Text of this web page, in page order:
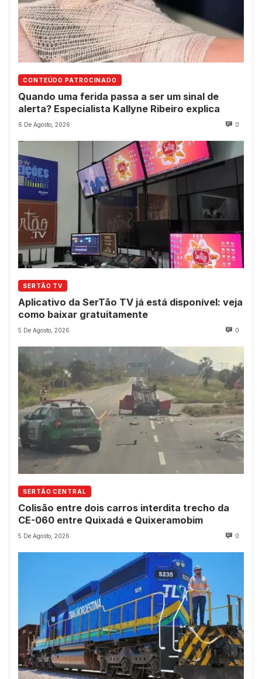
CONTEÚDO PATROCINADO
Quando uma ferida passa a ser um sinal de
alerta? Especialista Kallyne Ribeiro explica
6 De Agosto, 2026 0
SERTÃO TV
Aplicativo da SerTão TV já está disponível: veja
como baixar gratuitamente
5 De Agosto, 2026 0
SERTÃO CENTRAL
Colisão entre dois carros interdita trecho da
CE-060 entre Quixadá e Quixeramobim
5 De Agosto, 2026 0